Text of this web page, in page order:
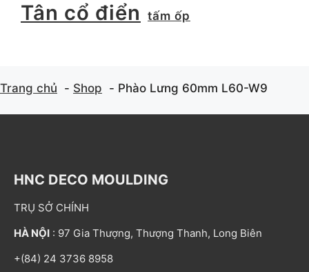
Tân cổ điển tấm ốp
Trang chủ Shop Phào Lưng 60mm L60-W9
HNC DECO MOULDING
TRỤ SỞ CHÍNH
HÀ NỘI : 97 Gia Thượng, Thượng Thanh, Long Biên
+(84) 24 3736 8958